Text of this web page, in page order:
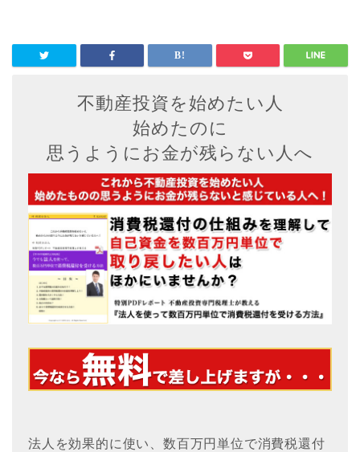
不動産投資を始めたい人
始めたのに
思うようにお金が残らない人へ
法人を効果的に使い、数百万円単位で消費税還付